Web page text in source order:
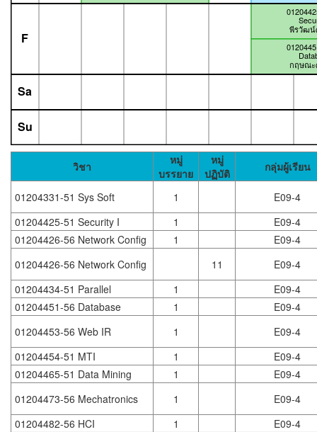
พีรวัฒน์
กฤษณะ
F
Sa
Su
วิชา
หมู่
บรรยาย
หมู่
ปฏิบัติ
กลุ่มผู้เรียน
01204331-51 Sys Soft 1
E09-4
01204425-51 Security I
1
E09-4
01204426-56 Network Config
1
E09-4
01204426-56 Network Config
11
E09-4
01204434-51 Parallel
1
E09-4
01204451-56 Database
1
E09-4
01204453-56 Web IR
1
E09-4
01204454-51 MTI
1
E09-4
01204465-51 Data Mining
1
E09-4
01204473-56 Mechatronics
1
E09-4
01204482-56 HCI
1
E09-4